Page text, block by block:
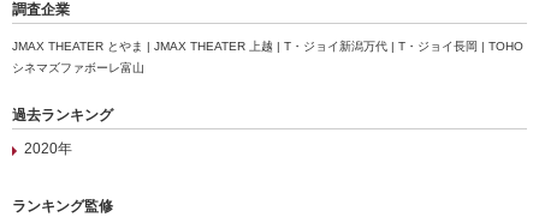
調査企業
JMAX THEATER とやま | JMAX THEATER 上越 | T・ジョイ新潟万代 | T・ジョイ長岡 | TOHO
シネマズファボーレ富山
過去ランキング
2020年
ランキング監修